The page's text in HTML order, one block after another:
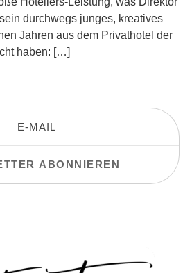
durchwegs junges, kreatives
Jahren aus dem Privathotel der
haben: […]